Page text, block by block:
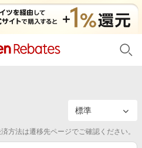
方法は遷移先ページでご確認ください。